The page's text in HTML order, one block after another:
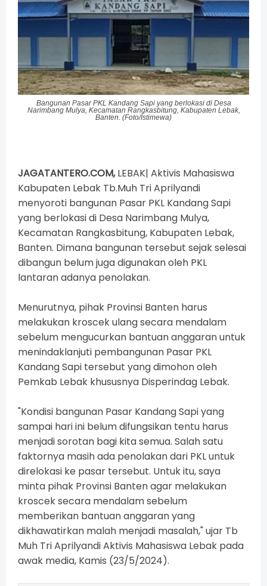
Bangunan Pasar PKL Kandang Sapi yang berlokasi di Desa
Narimbang Mulya, Kecamatan Rangkasbitung, Kabupaten Lebak,
Banten. (Foto/Istimewa)
JAGATANTERO.COM,LEBAK| Aktivis Mahasiswa
Kabupaten Lebak Tb.Muh Tri Aprilyandi
menyoroti bangunan Pasar PKL Kandang Sapi
yang berlokasi di Desa Narimbang Mulya,
Kecamatan Rangkasbitung, Kabupaten Lebak,
Banten. Dimana bangunan tersebut sejak selesai
dibangun belum juga digunakan oleh PKL
lantaran adanya penolakan.
Menurutnya, pihak Provinsi Banten harus
melakukan kroscek ulang secara mendalam
sebelum mengucurkan bantuan anggaran untuk
menindaklanjuti pembangunan Pasar PKL
Kandang Sapi tersebut yang dimohon oleh
Pemkab Lebak khususnya Disperindag Lebak.
"Kondisi bangunan Pasar Kandang Sapi yang
sampai hari ini belum difungsikan tentu harus
menjadi sorotan bagi kita semua. Salah satu
faktornya masih ada penolakan dari PKL untuk
direlokasi ke pasar tersebut. Untuk itu, saya
minta pihak Provinsi Banten agar melakukan
kroscek secara mendalam sebelum
memberikan bantuan anggaran yang
dikhawatirkan malah menjadi masalah," ujar Tb
Muh Tri Aprilyandi Aktivis Mahasiswa Lebak pada
awak media, Kamis (23/5/2024).